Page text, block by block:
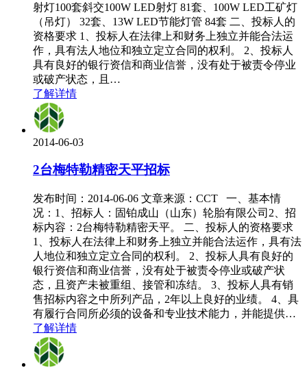
射灯100套斜交100W LED射灯 81套、100W LED工矿灯
（吊灯） 32套、13W LED节能灯管 84套 二、投标人的
资格要求 1、投标人在法律上和财务上独立并能合法运
作，具有法人地位和独立定立合同的权利。 2、投标人
具有良好的银行资信和商业信誉，没有处于被责令停业
或破产状态，且…
了解详情
2014-06-03
2台梅特勒精密天平招标
发布时间：2014-06-06 文章来源：CCT 一、基本情
况：1、招标人：固铂成山（山东）轮胎有限公司2、招
标内容：2台梅特勒精密天平。 二、投标人的资格要求
1、投标人在法律上和财务上独立并能合法运作，具有法
人地位和独立定立合同的权利。 2、投标人具有良好的
银行资信和商业信誉，没有处于被责令停业或破产状
态，且资产未被重组、接管和冻结。 3、投标人具有销
售招标内容之中所列产品，2年以上良好的业绩。 4、具
有履行合同所必须的设备和专业技术能力，并能提供…
了解详情